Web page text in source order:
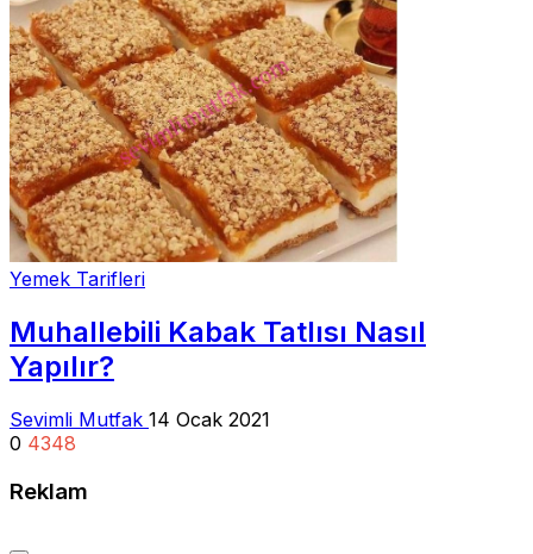
Yemek Tarifleri
Muhallebili Kabak Tatlısı Nasıl
Yapılır?
Sevimli Mutfak 14 Ocak 2021
0 4348
Reklam